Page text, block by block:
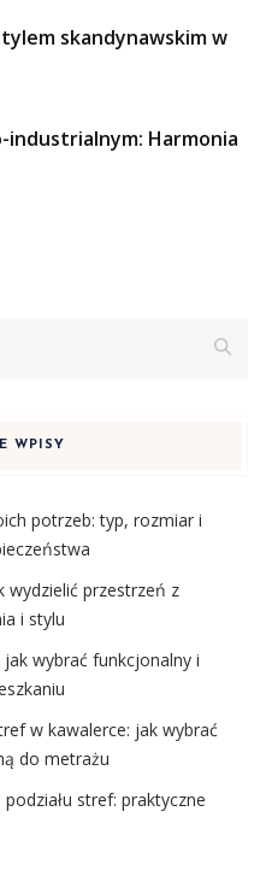
skandynawskim w
Harmonia
WPISY
potrzeb: typ, rozmiar i
przestrzeń z
i stylu
jak wybrać funkcjonalny i
w kawalerce: jak wybrać
do metrażu
stref: praktyczne